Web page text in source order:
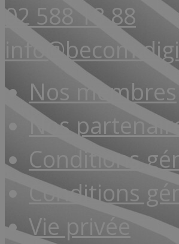
02 588 18 88
Nos membres
Nos
Conditions
Conditions
Vie privée